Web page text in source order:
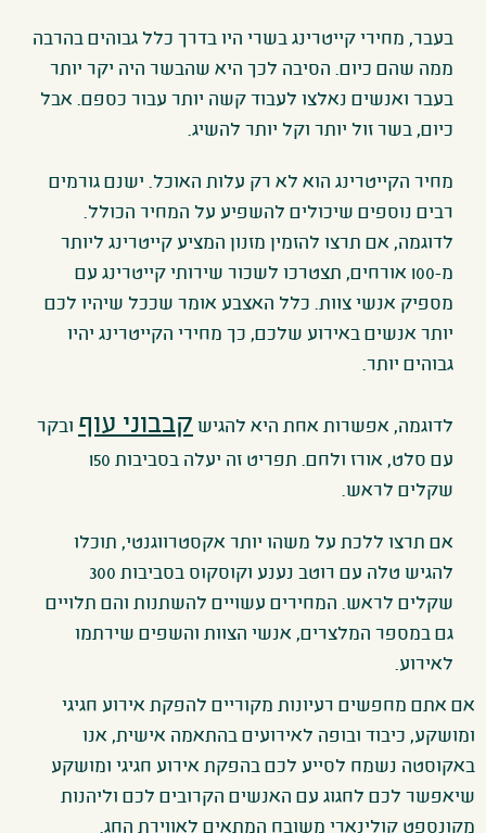
בעבר, מחירי קייטרינג בשרי היו בדרך כלל גבוהים בהרבה
ממה שהם כיום. הסיבה לכך היא שהבשר היה יקר יותר
בעבר ואנשים נאלצו לעבוד קשה יותר עבור כספם. אבל
כיום, בשר זול יותר וקל יותר להשיג.
מחיר הקייטרינג הוא לא רק עלות האוכל. ישנם גורמים
רבים נוספים שיכולים להשפיע על המחיר הכולל.
לדוגמה, אם תרצו להזמין מזנון המציע קייטרינג ליותר
מ-100 אורחים, תצטרכו לשכור שירותי קייטרינג עם
מספיק אנשי צוות. כלל האצבע אומר שככל שיהיו לכם
יותר אנשים באירוע שלכם, כך מחירי הקייטרינג יהיו
גבוהים יותר.
לדוגמה, אפשרות אחת היא להגיש קבבוני עוף ובקר
עם סלט, אורז ולחם. תפריט זה יעלה בסביבות 150
שקלים לראש.
אם תרצו ללכת על משהו יותר אקסטרווגנטי, תוכלו
להגיש טלה עם רוטב נענע וקוסקוס בסביבות 300
שקלים לראש. המחירים עשויים להשתנות והם תלויים
גם במספר המלצרים, אנשי הצוות והשפים שירתמו
לאירוע.
אם אתם מחפשים רעיונות מקוריים להפקת אירוע חגיגי
ומושקע, כיבוד ובופה לאירועים בהתאמה אישית, אנו
באקוסטה נשמח לסייע לכם בהפקת אירוע חגיגי ומושקע
שיאפשר לכם לחגוג עם האנשים הקרובים לכם וליהנות
מקונספט קולינארי משובח המתאים לאווירת החג.